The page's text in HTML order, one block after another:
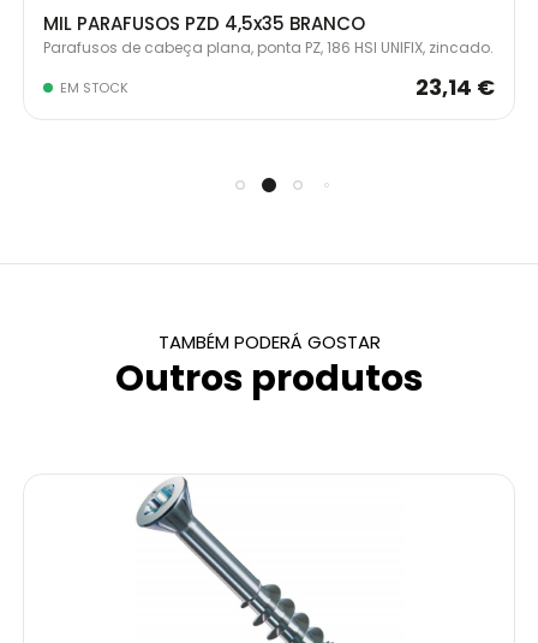
MIL PARAFUSOS PZD 4,5x35 BRANCO
Parafusos de cabeça plana, ponta PZ, 186 HSI UNIFIX, zincado.
EM STOCK 23,14 €
TAMBÉM PODERÁ GOSTAR
Outros produtos